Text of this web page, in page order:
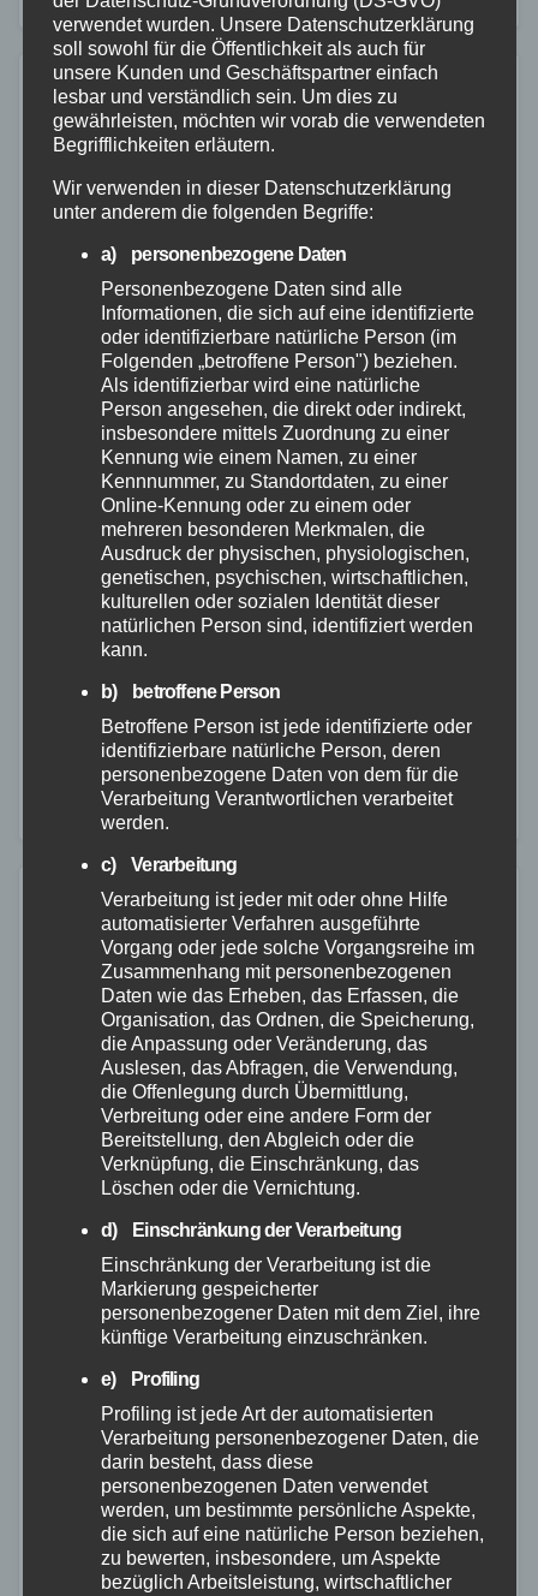
Justizvollzugsanstalt (JVA) Rheinbach. Den
Ermittlungen…
NEUWIED RETTUNGSDIENST
100. Sirene im Landkreis Neuwied
installiert – Warnnetz wird weiter
ausgebaut
14. JULI 2026
Stadtteil Feldkirchen ist jetzt die 100. Sirene im
Landkreis Neuwied installiert worden. Sie gehört zu
insgesamt acht neuen modernen Sirenen, die
derzeit…
FEUERWEHR
Feuerwehr Neuwied bietet FSJ-Plätze ab
14. JULI 2026
Wer den Berufsalltag einer Feuerwehr kennenlernen
und praktische Erfahrungen im Brand- und
Katastrophenschutz sammeln möchte, kann sich jetzt
für ein Freiwilliges Soziales Jahr (FSJ) bei der
Feuerwehr Neuwied bewerben. Das…
verwendet wurden. Unsere Datenschutzerklärung
soll sowohl für die Öffentlichkeit als auch für
unsere Kunden und Geschäftspartner einfach
lesbar und verständlich sein. Um dies zu
gewährleisten, möchten wir vorab die verwendeten
Begrifflichkeiten erläutern.
Wir verwenden in dieser Datenschutzerklärung
unter anderem die folgenden Begriffe:
a) personenbezogene Daten
Personenbezogene Daten sind alle
Informationen, die sich auf eine identifizierte
oder identifizierbare natürliche Person (im
Folgenden „betroffene Person") beziehen.
Als identifizierbar wird eine natürliche
Person angesehen, die direkt oder indirekt,
insbesondere mittels Zuordnung zu einer
Kennung wie einem Namen, zu einer
Kennnummer, zu Standortdaten, zu einer
Online-Kennung oder zu einem oder
mehreren besonderen Merkmalen, die
Ausdruck der physischen, physiologischen,
genetischen, psychischen, wirtschaftlichen,
kulturellen oder sozialen Identität dieser
natürlichen Person sind, identifiziert werden
kann.
b) betroffene Person
Betroffene Person ist jede identifizierte oder
identifizierbare natürliche Person, deren
personenbezogene Daten von dem für die
Verarbeitung Verantwortlichen verarbeitet
werden.
c) Verarbeitung
Verarbeitung ist jeder mit oder ohne Hilfe
automatisierter Verfahren ausgeführte
Vorgang oder jede solche Vorgangsreihe im
Zusammenhang mit personenbezogenen
Daten wie das Erheben, das Erfassen, die
Organisation, das Ordnen, die Speicherung,
die Anpassung oder Veränderung, das
Auslesen, das Abfragen, die Verwendung,
die Offenlegung durch Übermittlung,
Verbreitung oder eine andere Form der
Bereitstellung, den Abgleich oder die
Verknüpfung, die Einschränkung, das
Löschen oder die Vernichtung.
d) Einschränkung der Verarbeitung
Einschränkung der Verarbeitung ist die
Markierung gespeicherter
personenbezogener Daten mit dem Ziel, ihre
künftige Verarbeitung einzuschränken.
e) Profiling
Profiling ist jede Art der automatisierten
Verarbeitung personenbezogener Daten, die
darin besteht, dass diese
personenbezogenen Daten verwendet
werden, um bestimmte persönliche Aspekte,
die sich auf eine natürliche Person beziehen,
zu bewerten, insbesondere, um Aspekte
bezüglich Arbeitsleistung, wirtschaftlicher